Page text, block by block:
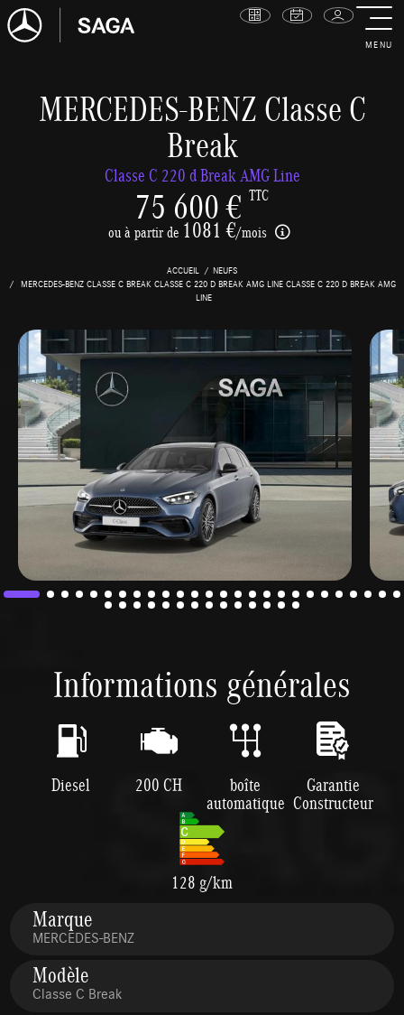
MENU
MERCEDES-BENZ Classe C
Break
Classe C 220 d Break AMG Line
75 600 € TTC
ou à partir de 1081 €/mois
ACCUEIL
NEUFS
MERCEDES-BENZ CLASSE C BREAK CLASSE C 220 D BREAK AMG LINE CLASSE C 220 D BREAK AMG
LINE
Informations générales
Diesel 200 CH boîte
automatique
Garantie
Constructeur
128 g/km
Marque
MERCEDES-BENZ
Modèle
Classe C Break